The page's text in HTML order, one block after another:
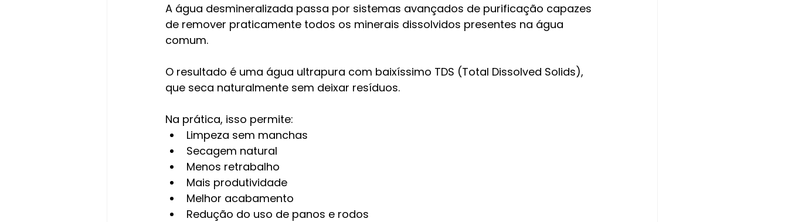
A água desmineralizada passa por sistemas avançados de purificação capazes
de remover praticamente todos os minerais dissolvidos presentes na água
comum.
O resultado é uma água ultrapura com baixíssimo TDS (Total Dissolved Solids),
que seca naturalmente sem deixar resíduos.
Na prática, isso permite:
Limpeza sem manchas
Secagem natural
Menos retrabalho
Mais produtividade
Melhor acabamento
Redução do uso de panos e rodos